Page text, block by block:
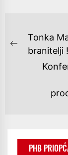
OBJAVA
Previous
Tonka
branitelji !
PHB